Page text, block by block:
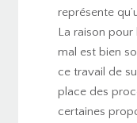
représente
La raison
mal est bien
ce travail de
place des
certaines